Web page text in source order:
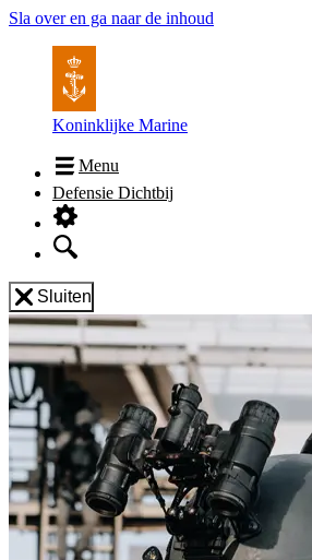
Sla over en ga naar de inhoud
Koninklijke Marine
Menu
Defensie Dichtbij
Sluiten